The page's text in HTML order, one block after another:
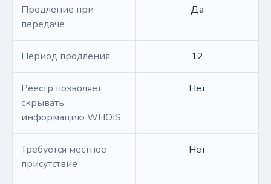
Продление при
передаче
Да
Период продления 12
Реестр позволяет
скрывать
информацию WHOIS
Нет
Требуется местное
присутствие
Нет